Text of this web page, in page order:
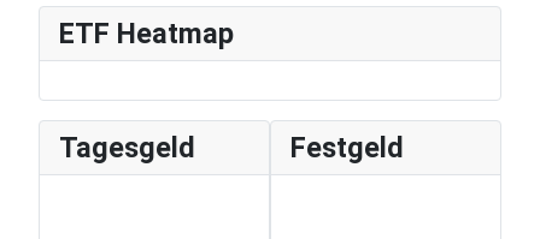
ETF Heatmap
Tagesgeld Festgeld